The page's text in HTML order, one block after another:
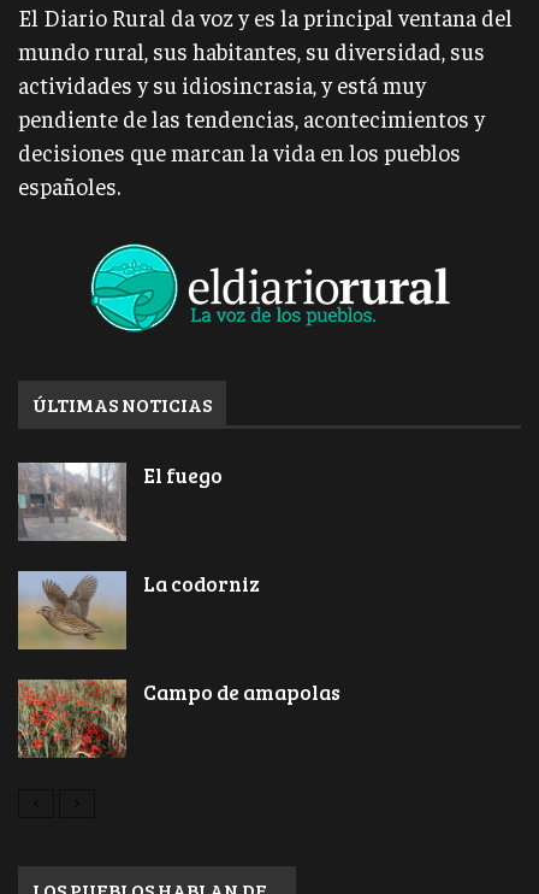
El Diario Rural da voz y es la principal ventana del
mundo rural, sus habitantes, su diversidad, sus
actividades y su idiosincrasia, y está muy
pendiente de las tendencias, acontecimientos y
decisiones que marcan la vida en los pueblos
españoles.
ÚLTIMAS NOTICIAS
El fuego
La codorniz
Campo de amapolas